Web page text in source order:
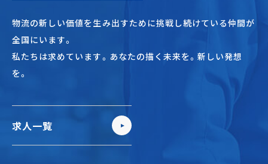
物流の新しい価値を生み出すために挑戦し続けている仲間が
全国にいます。
私たちは求めています。あなたの描く未来を。新しい発想
を。
求人一覧